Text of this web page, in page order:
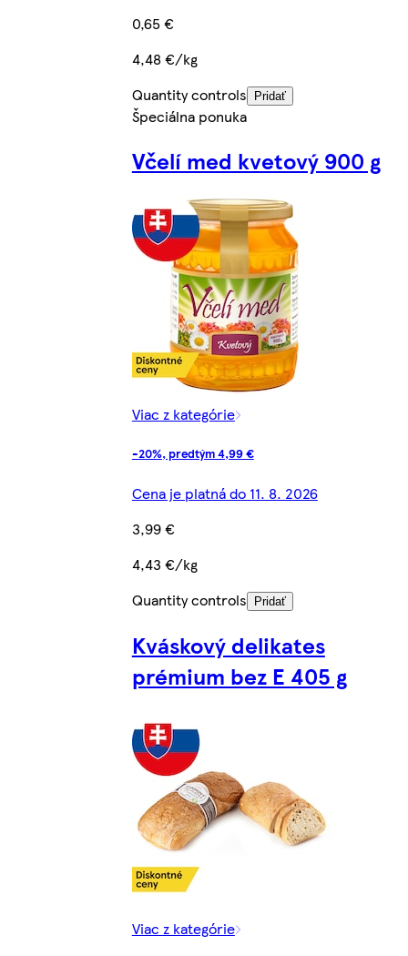
0,65 €
4,48 €/kg
Quantity controls
Pridať
Špeciálna ponuka
Včelí med kvetový 900 g
Viac z kategórie
-20%, predtým 4,99 €
Cena je platná do 11. 8. 2026
3,99 €
4,43 €/kg
Quantity controls
Pridať
Kváskový delikates
prémium bez E 405 g
Viac z kategórie